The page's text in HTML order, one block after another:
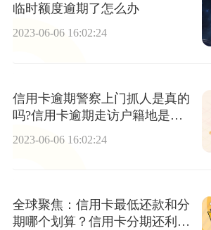
临时额度逾期了怎么办
2023-06-06 16:02:24
信用卡逾期警察上门抓人是真的
吗?信用卡逾期走访户籍地是真
2023-06-06 16:02:24
全球聚焦：信用卡最低还款和分
期哪个划算？信用卡分期还利息